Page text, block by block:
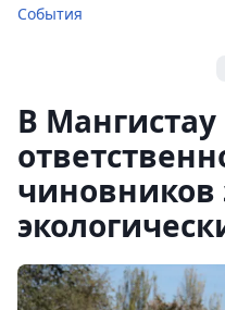
События
В
чиновников